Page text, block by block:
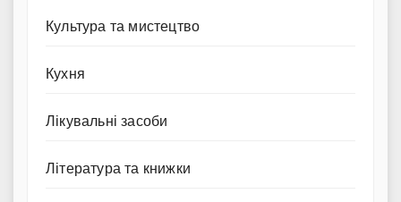
Культура та мистецтво
Кухня
Лікувальні засоби
Література та книжки